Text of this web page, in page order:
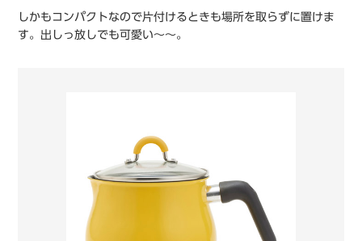
しかもコンパクトなので片付けるときも場所を取らずに置けま
す。出しっ放しでも可愛い〜〜。